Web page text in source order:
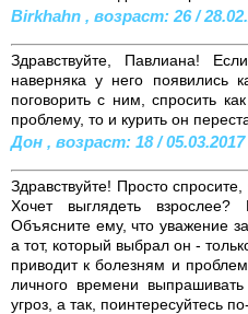
Birkhahn , возраст: 26 /
Здравствуйте, Павлиана!
наверняка у него появились
поговорить с ним, спросить
проблему, то и курить он
Дон , возраст: 18 / 05.03.2017
Здравствуйте! Просто
Хочет выглядеть взрослее?
Объясните ему, что уважение
а тот, который выбрал он -
приводит к болезням и
личного времени
угроз, а так, поинтересуйтесь